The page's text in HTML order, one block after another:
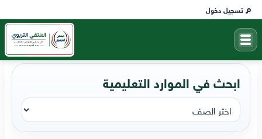
تسجيل دخول
ابحث في الموارد التعليمية